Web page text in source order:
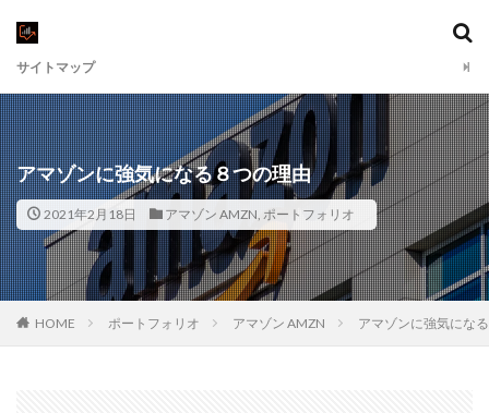
サイトマップ
アマゾンに強気になる８つの理由
2021年2月18日 アマゾン AMZN, ポートフォリオ
HOME ポートフォリオ アマゾン AMZN アマゾンに強気にな